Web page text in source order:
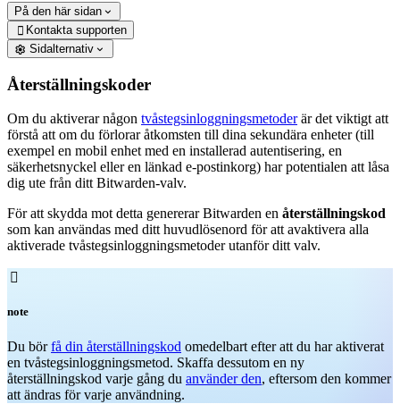
På den här sidan
 Kontakta supporten
Sidalternativ
Återställningskoder
Om du aktiverar någon tvåstegsinloggningsmetoderär det viktigt att
förstå att om du förlorar åtkomsten till dina sekundära enheter (till
exempel en mobil enhet med en installerad autentisering, en
säkerhetsnyckel eller en länkad e-postinkorg) har potentialen att låsa
dig ute från ditt Bitwarden-valv.
För att skydda mot detta genererar Bitwarden en återställningskod
som kan användas med ditt huvudlösenord för att avaktivera alla
aktiverade tvåstegsinloggningsmetoder utanför ditt valv.

note
Du börfå din återställningskod omedelbart efter att du har aktiverat
en tvåstegsinloggningsmetod. Skaffa dessutom en ny
återställningskod varje gång du använder den, eftersom den kommer
att ändras för varje användning.